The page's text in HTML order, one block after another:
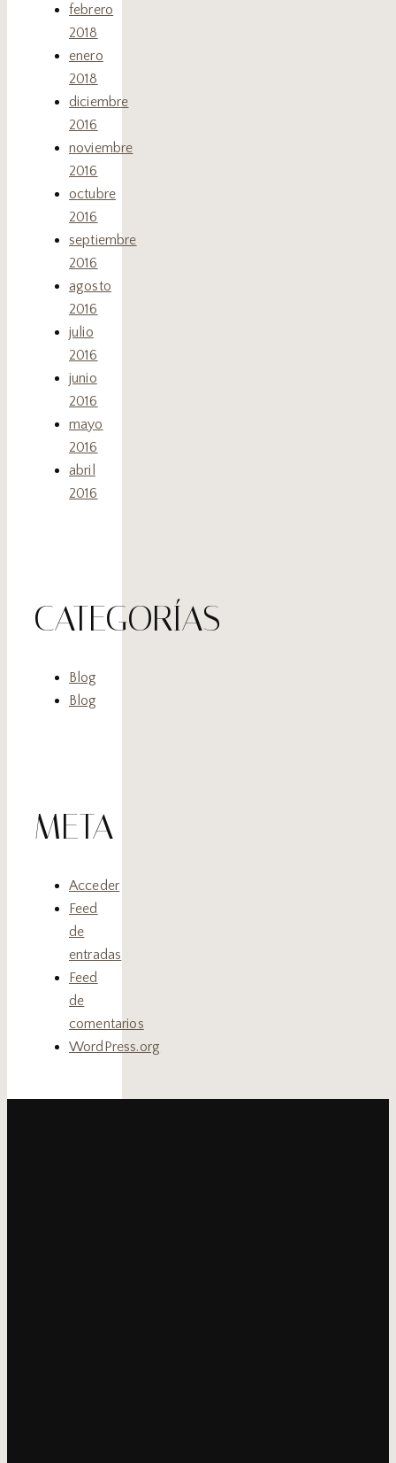
febrero
2018
enero
2018
diciembre
2016
noviembre
2016
octubre
2016
septiembre
2016
agosto
2016
julio
2016
junio
2016
mayo
2016
abril
2016
CATEGORÍAS
Blog
Blog
META
Acceder
Feed
de
entradas
Feed
de
comentarios
WordPress.org